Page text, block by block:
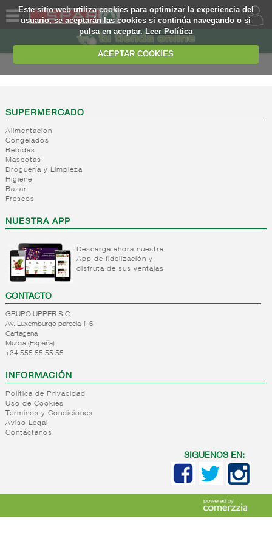
Este sitio web utiliza cookies para optimizar la experiencia del
usuario, se aceptarán las cookies si continúa navegando o si
pulsa en aceptar.Leer Política
ACEPTAR COOKIES
SOMOS
WEB
EJEMPLO
SUPERMERCADO
Alimentacion
Congelados
Bebidas
Mascotas
Droguería y Limpieza
Higiene
Bazar
Frescos
NUESTRA APP
Descarga ahora nuestra
App de fidelización y
disfruta de sus ventajas
CONTACTO
GRUPO UPPER S.C.
Av. Luxemburgo parcela 1-6
Cartagena
Murcia (España)
+34 555 55 55 55
INFORMACIÓN
Política de Privacidad
Uso de Cookies
Terminos y Condiciones
Aviso Legal
Contáctanos
SIGUENOS EN: